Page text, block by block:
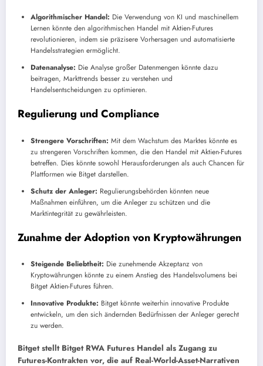
Algorithmischer Handel: Die Verwendung von KI und maschinellem
Lernen könnte den algorithmischen Handel mit Aktien-Futures
revolutionieren, indem sie präzisere Vorhersagen und automatisierte
Handelsstrategien ermöglicht.
Datenanalyse: Die Analyse großer Datenmengen könnte dazu
beitragen, Markttrends besser zu verstehen und
Handelsentscheidungen zu optimieren.
Regulierung und Compliance
Strengere Vorschriften: Mit dem Wachstum des Marktes könnte es
zu strengeren Vorschriften kommen, die den Handel mit Aktien-Futures
betreffen. Dies könnte sowohl Herausforderungen als auch Chancen für
Plattformen wie Bitget darstellen.
Schutz der Anleger: Regulierungsbehörden könnten neue
Maßnahmen einführen, um die Anleger zu schützen und die
Marktintegrität zu gewährleisten.
Zunahme der Adoption von Kryptowährungen
Steigende Beliebtheit: Die zunehmende Akzeptanz von
Kryptowährungen könnte zu einem Anstieg des Handelsvolumens bei
Bitget Aktien-Futures führen.
Innovative Produkte: Bitget könnte weiterhin innovative Produkte
entwickeln, um den sich ändernden Bedürfnissen der Anleger gerecht
zu werden.
Bitget stellt Bitget RWA Futures Handel als Zugang zu
Futures-Kontrakten vor, die auf Real-World-Asset-Narrativen